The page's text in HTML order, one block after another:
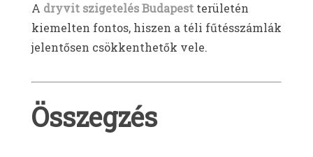
A dryvit szigetelés Budapest területén
kiemelten fontos, hiszen a téli fűtésszámlák
jelentősen csökkenthetők vele.
Összegzés